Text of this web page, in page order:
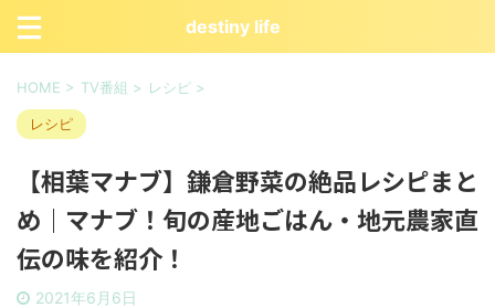
destiny life
HOME > TV番組 > レシピ >
レシピ
【相葉マナブ】鎌倉野菜の絶品レシピまと
め｜マナブ！旬の産地ごはん・地元農家直
伝の味を紹介！
2021年6月6日